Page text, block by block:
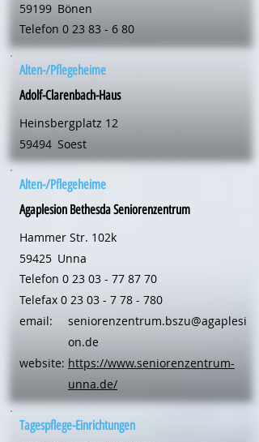
59199 Bönen
Telefon 0 23 83 - 6 80
Alten-/Pflegeheime
Adolf-Clarenbach-Haus
Heinsbergplatz 12
59494 Soest
Alten-/Pflegeheime
Agaplesion Bethesda Seniorenzentrum
Hammer Str. 102k
59425 Unna
Telefon 0 23 03 - 77 87 70
Telefax 0 23 03 - 7 78 - 780
email:
website:
seniorenzentrum.bszu@agaplesi
on.de
https://www.seniorenzentrum-
unna.de/
Tagespflege-Einrichtungen